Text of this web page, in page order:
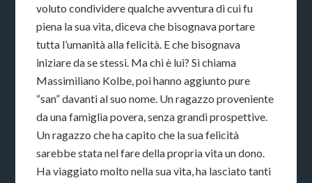
voluto condividere qualche avventura di cui fu
piena la sua vita, diceva che bisognava portare
tutta l’umanità alla felicità. E che bisognava
iniziare da se stessi. Ma chi è lui? Si chiama
Massimiliano Kolbe, poi hanno aggiunto pure
“san” davanti al suo nome. Un ragazzo proveniente
da una famiglia povera, senza grandi prospettive.
Un ragazzo che ha capito che la sua felicità
sarebbe stata nel fare della propria vita un dono.
Ha viaggiato molto nella sua vita, ha lasciato tanti